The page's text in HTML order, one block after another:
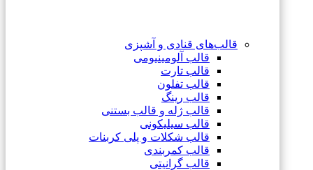
قالب‌های قنادی و آشپزی
قالب آلومینیومی
قالب تارت
قالب تفلون
قالب رینگ
قالب ژله و قالب بستنی
قالب سیلیکونی
قالب شکلات و پلی کربنات
قالب کمربندی
قالب گرانیتی